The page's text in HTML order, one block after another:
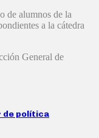
de alumnos de la
a la cátedra
General de
de política